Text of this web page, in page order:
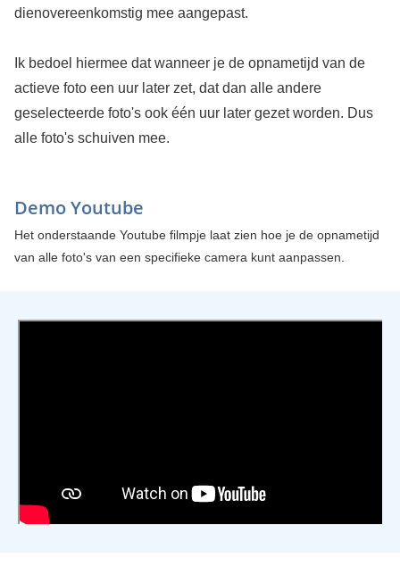
dienovereenkomstig mee aangepast.
Ik bedoel hiermee dat wanneer je de opnametijd van de
actieve foto een uur later zet, dat dan alle andere
geselecteerde foto's ook één uur later gezet worden. Dus
alle foto's schuiven mee.
Demo Youtube
Het onderstaande Youtube filmpje laat zien hoe je de opnametijd
van alle foto's van een specifieke camera kunt aanpassen.